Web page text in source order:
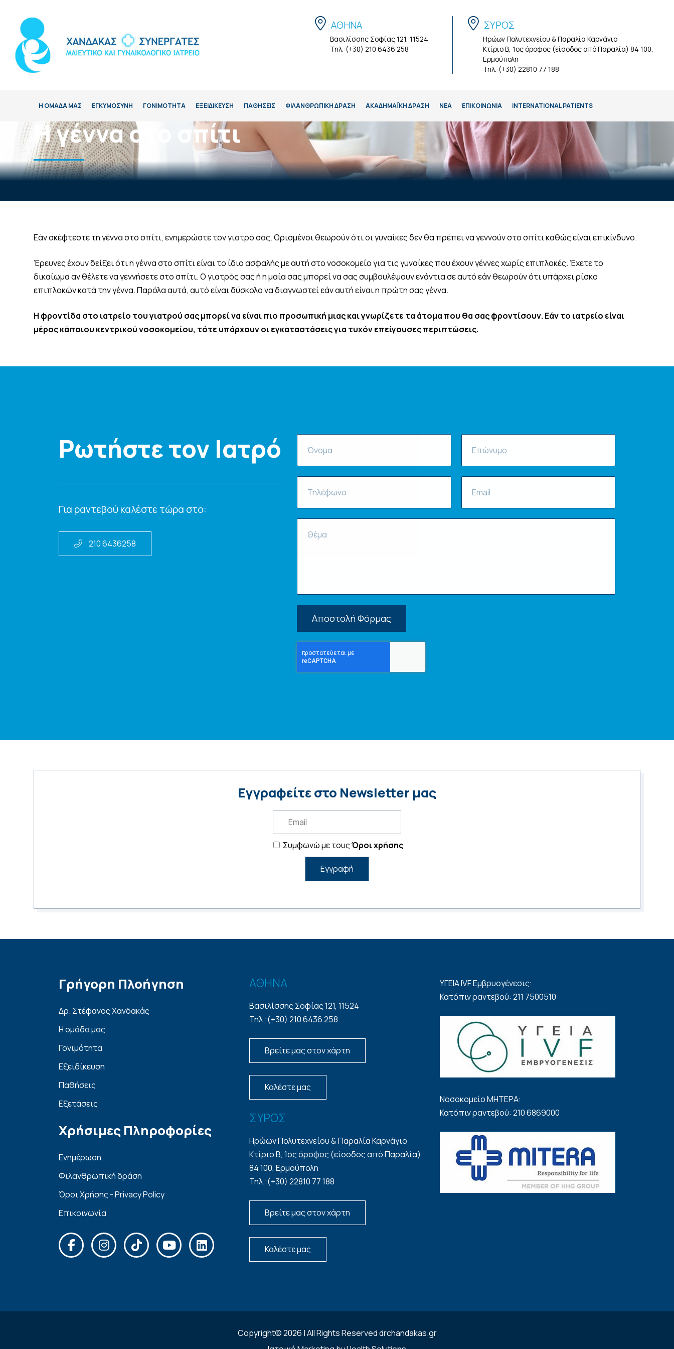
ΑΘΗΝΑ
Βασιλίσσης Σοφίας 121, 11524
Τηλ.:(+30) 210 6436 258
ΣΥΡΟΣ
Ηρώων Πολυτεχνείου & Παραλία Καρνάγιο
Κτίριο Β, 1ος όροφος (είσοδος από Παραλία) 84 100,
Ερμούπολη
Τηλ.:(+30) 22810 77 188
Η ΟΜΑΔΑ ΜΑΣ ΕΓΚΥΜΟΣΥΝΗ ΓΟΝΙΜΟΤΗΤΑ ΕΞΕΙΔΙΚΕΥΣΗ ΠΑΘΗΣΕΙΣ ΦΙΛΑΝΘΡΩΠΙΚΗ ΔΡΑΣΗ ΑΚΑΔΗΜΑΪΚΉ ΔΡΆΣΗ ΝΕΑ ΕΠΙΚΟΙΝΩΝΙΑ INTERNATIONAL PATIENTS
Η γέννα στο σπίτι
Εάν σκέφτεστε τη γέννα στο σπίτι, ενημερώστε τον γιατρό σας. Ορισμένοι θεωρούν ότι οι γυναίκες δεν θα πρέπει να γεννούν στο σπίτι καθώς είναι επικίνδυνο.
Έρευνες έχουν δείξει ότι η γέννα στο σπίτι είναι το ίδιο ασφαλής με αυτή στο νοσοκομείο για τις γυναίκες που έχουν γέννες χωρίς επιπλοκές. Έχετε το
δικαίωμα αν θέλετε να γεννήσετε στο σπίτι. Ο γιατρός σας ή η μαία σας μπορεί να σας συμβουλέψουν ενάντια σε αυτό εάν θεωρούν ότι υπάρχει ρίσκο
επιπλοκών κατά την γέννα. Παρόλα αυτά, αυτό είναι δύσκολο να διαγνωστεί εάν αυτή είναι η πρώτη σας γέννα.
Η φροντίδα στο ιατρείο του γιατρού σας μπορεί να είναι πιο προσωπική μιας και γνωρίζετε τα άτομα που θα σας φροντίσουν. Εάν το ιατρείο είναι
μέρος κάποιου κεντρικού νοσοκομείου, τότε υπάρχουν οι εγκαταστάσεις για τυχόν επείγουσες περιπτώσεις.
Ρωτήστε τον Ιατρό
Για ραντεβού καλέστε τώρα στο:
210 6436258
Αποστολή Φόρμας
Εγγραφείτε στο Newsletter μας
Συμφωνώ με τουςΌροι χρήσης
Γρήγορη Πλοήγηση
Δρ. Στέφανος Χανδακάς
Η ομάδα μας
Γονιμότητα
Εξειδίκευση
Παθήσεις
Εξετάσεις
Χρήσιμες Πληροφορίες
Ενημέρωση
Φιλανθρωπική δράση
Όροι Χρήσης - Privacy Policy
Επικοινωνία
ΑΘΗΝΑ
Βασιλίσσης Σοφίας 121, 11524
Τηλ.:(+30) 210 6436 258
Βρείτε μας στον χάρτη
Καλέστε μας
ΣΥΡΟΣ
Ηρώων Πολυτεχνείου & Παραλία Καρνάγιο
Κτίριο Β, 1ος όροφος (είσοδος από Παραλία)
84 100, Ερμούπολη
Τηλ.:(+30) 22810 77 188
Βρείτε μας στον χάρτη
Καλέστε μας
ΥΓΕΙΑ IVF Εμβρυογένεσις:
Κατόπιν ραντεβού: 211 7500510
Νοσοκομείο ΜΗΤΕΡΑ:
Κατόπιν ραντεβού: 210 6869000
Copyright© 2026 | All Rights Reserved drchandakas.gr